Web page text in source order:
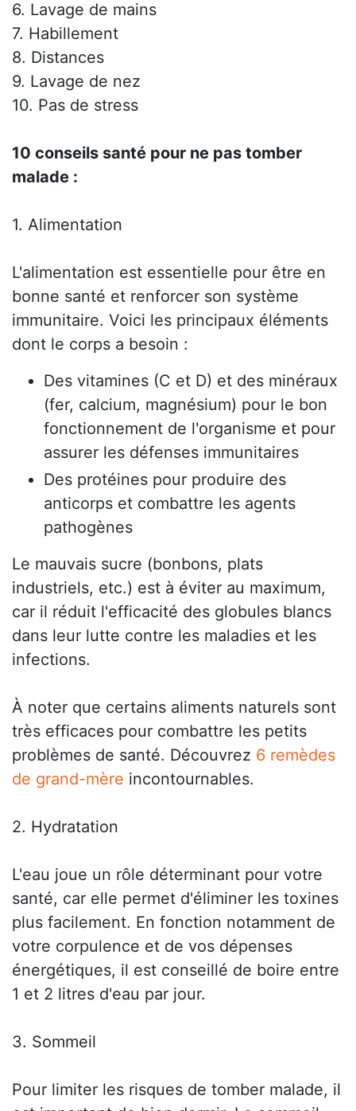
6. Lavage de mains
7. Habillement
8. Distances
9. Lavage de nez
10. Pas de stress
10 conseils santé pour ne pas tomber
malade :
1. Alimentation
L'alimentation est essentielle pour être en
bonne santé et renforcer son système
immunitaire. Voici les principaux éléments
dont le corps a besoin :
Des vitamines (C et D) et des minéraux
(fer, calcium, magnésium) pour le bon
fonctionnement de l'organisme et pour
assurer les défenses immunitaires
Des protéines pour produire des
anticorps et combattre les agents
pathogènes
Le mauvais sucre (bonbons, plats
industriels, etc.) est à éviter au maximum,
car il réduit l'efficacité des globules blancs
dans leur lutte contre les maladies et les
infections.
À noter que certains aliments naturels sont
très efficaces pour combattre les petits
problèmes de santé. Découvrez 6 remèdes
de grand-mère incontournables.
2. Hydratation
L'eau joue un rôle déterminant pour votre
santé, car elle permet d'éliminer les toxines
plus facilement. En fonction notamment de
votre corpulence et de vos dépenses
énergétiques, il est conseillé de boire entre
1 et 2 litres d'eau par jour.
3. Sommeil
Pour limiter les risques de tomber malade, il